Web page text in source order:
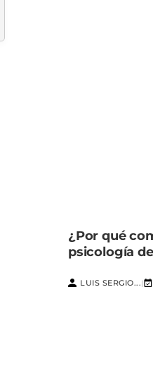
¿Por qué
psicología
LUIS SERGIO...|